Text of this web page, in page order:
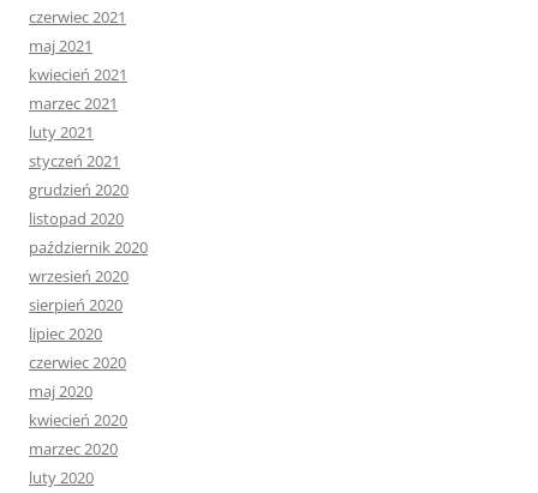
czerwiec 2021
maj 2021
kwiecień 2021
marzec 2021
luty 2021
styczeń 2021
grudzień 2020
listopad 2020
październik 2020
wrzesień 2020
sierpień 2020
lipiec 2020
czerwiec 2020
maj 2020
kwiecień 2020
marzec 2020
luty 2020